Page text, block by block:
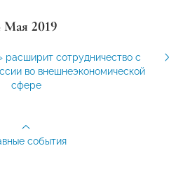
Мая 2019
сотрудничество с
во внешнеэкономической
сфере
события